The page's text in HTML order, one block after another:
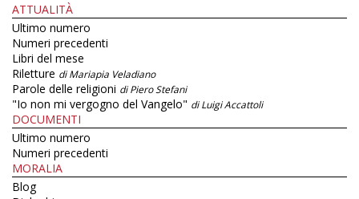
ATTUALITÀ
Ultimo numero
Numeri precedenti
Libri del mese
Riletture di Mariapia Veladiano
Parole delle religioni di Piero Stefani
"Io non mi vergogno del Vangelo" di Luigi Accattoli
DOCUMENTI
Ultimo numero
Numeri precedenti
MORALIA
Blog